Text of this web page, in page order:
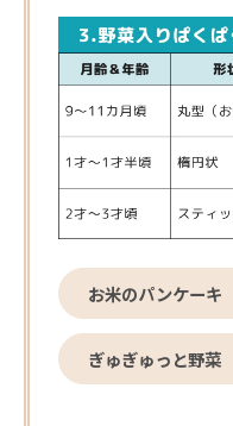
お米のパンケーキ
ぎゅぎゅっと野菜